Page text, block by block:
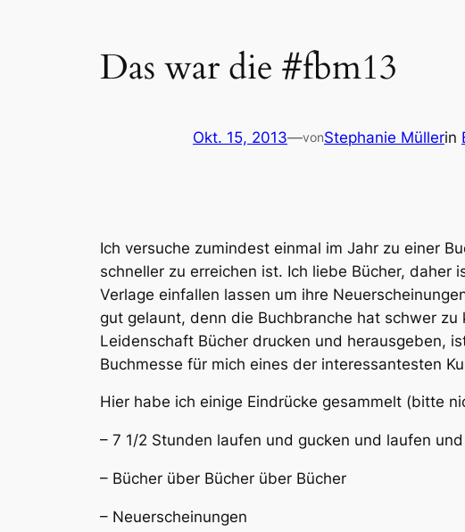
Das war die #fbm13
Okt. 15, 2013—vonStephanie Müllerin
Ich versuche zumindest einmal im Jahr zu einer
schneller zu erreichen ist. Ich liebe Bücher,
Verlage einfallen lassen um ihre
gut gelaunt, denn die Buchbranche hat schwer
Leidenschaft Bücher drucken und herausgeben,
Buchmesse für mich eines der interessantesten
Hier habe ich einige Eindrücke gesammelt (bitte
– 7 1/2 Stunden laufen und gucken und laufen
– Bücher über Bücher über Bücher
– Neuerscheinungen